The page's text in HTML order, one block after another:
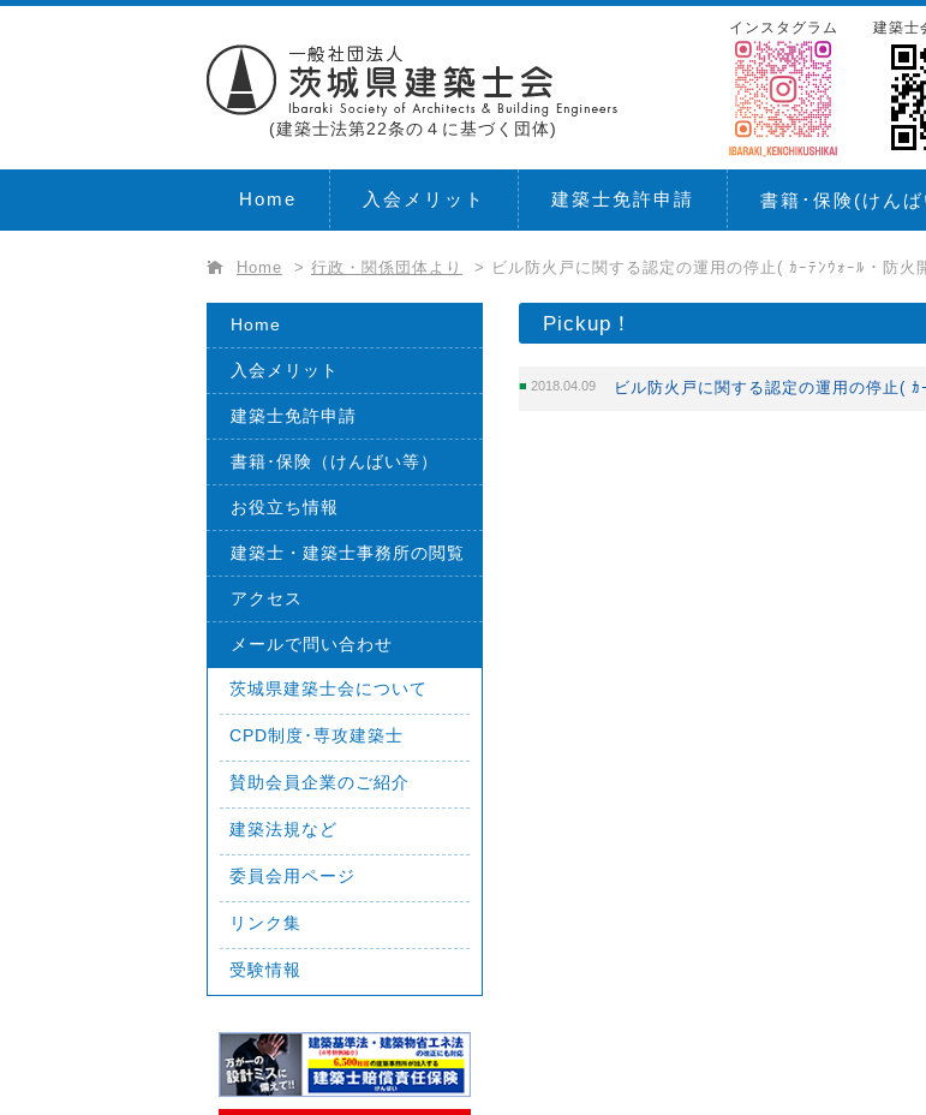
(建築士法第22条の４に基づく団体)
建築士
インスタグラム
Home 入会メリット 建築士免許申請 書籍･保険(けん
Home > 行政・関係団体より > ビル防火戸に関する認定の運用の停止( ｶｰﾃﾝｳｫｰﾙ・防火
Pickup！
2018.04.09 ビル防火戸に関する認定の運用の停止(
Home
入会メリット
建築士免許申請
書籍･保険（けんばい等）
お役立ち情報
建築士・建築士事務所の閲覧
アクセス
メールで問い合わせ
茨城県建築士会について
CPD制度･専攻建築士
賛助会員企業のご紹介
建築法規など
委員会用ページ
リンク集
受験情報